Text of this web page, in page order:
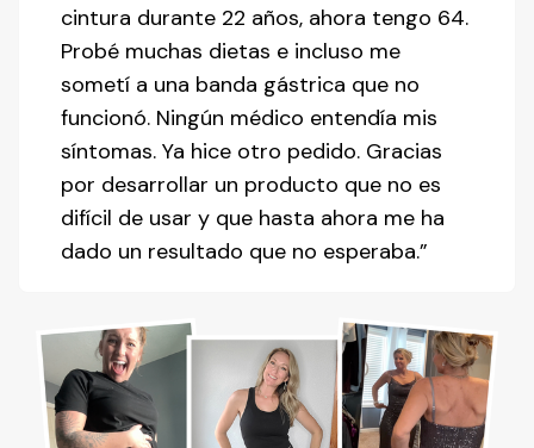
cintura durante 22 años, ahora tengo 64.
Probé muchas dietas e incluso me
sometí a una banda gástrica que no
funcionó. Ningún médico entendía mis
síntomas. Ya hice otro pedido. Gracias
por desarrollar un producto que no es
difícil de usar y que hasta ahora me ha
dado un resultado que no esperaba.”